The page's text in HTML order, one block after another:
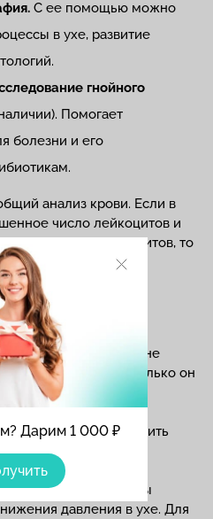
Дарим 1 000 ₽
С ее помощью можно
в ухе, развитие
гнойного
Помогает
болезни и его
анализ крови. Если в
число лейкоцитов и
оседания эритроцитов, то
процессе.
дискомфортных
заложенности ушей не
к ЛОР-врачу, ведь только он
как лечить отит.
может привести к
невозможно посетить
когда возникли
принять
Подобные препараты
давления в ухе. Для